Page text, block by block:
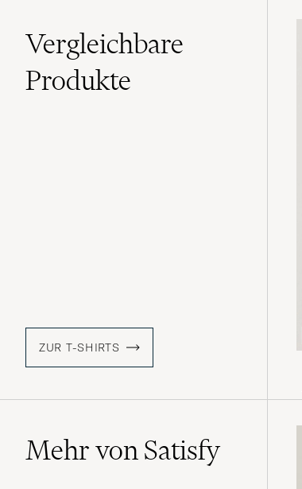
Vergleichbare
Produkte
ZUR T-SHIRTS
Mehr von Satisfy